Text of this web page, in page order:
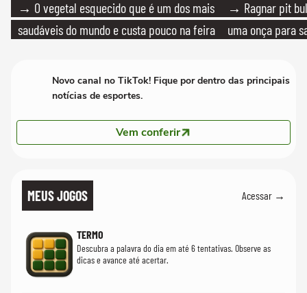
→ O vegetal esquecido que é um dos mais
saudáveis do mundo e custa pouco na feira
→ Ragnar pit
uma onça para
Novo canal no TikTok! Fique por dentro das principais
notícias de esportes.
Vem conferir
MEUS JOGOS Acessar →
TERMO
Descubra a palavra do dia em até 6 tentativas. Observe as
dicas e avance até acertar.